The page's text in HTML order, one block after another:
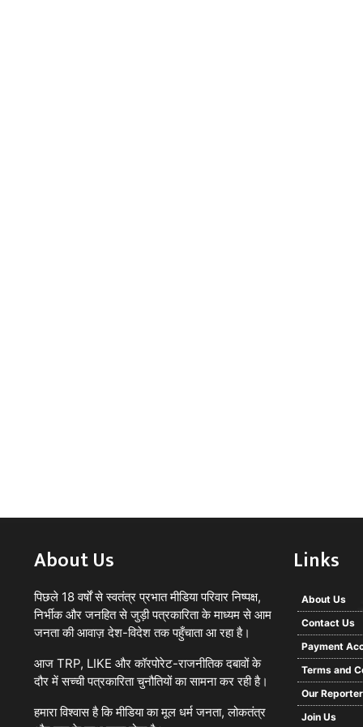
About Us
पिछले 18 वर्षों से स्वतंत्र प्रभात मीडिया परिवार निष्पक्ष,
निर्भीक और जनहित से जुड़ी पत्रकारिता के माध्यम से आम
जनता की आवाज़ देश-विदेश तक पहुँचाता आ रहा है।
आज TRP, LIKE और कॉरपोरेट-राजनीतिक दबावों के
दौर में सच्ची पत्रकारिता चुनौतियों का सामना कर रही है।
हमारा विश्वास है कि मीडिया का मूल धर्म जनता, लोकतंत्र
Links
About Us
Contact Us
Payment
Terms and
Our
Join Us